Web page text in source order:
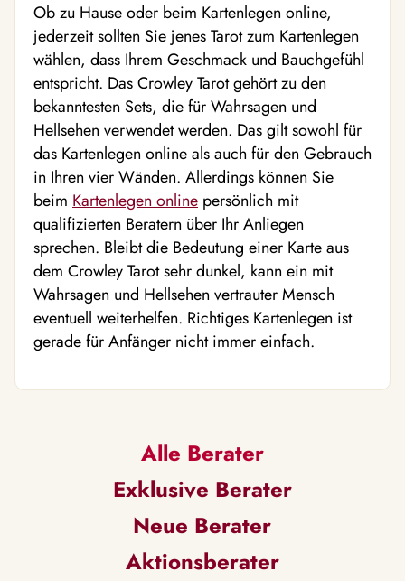
Ob zu Hause oder beim Kartenlegen online,
jederzeit sollten Sie jenes Tarot zum Kartenlegen
wählen, dass Ihrem Geschmack und Bauchgefühl
entspricht. Das Crowley Tarot gehört zu den
bekanntesten Sets, die für Wahrsagen und
Hellsehen verwendet werden. Das gilt sowohl für
das Kartenlegen online als auch für den Gebrauch
in Ihren vier Wänden. Allerdings können Sie
beim Kartenlegen online persönlich mit
qualifizierten Beratern über Ihr Anliegen
sprechen. Bleibt die Bedeutung einer Karte aus
dem Crowley Tarot sehr dunkel, kann ein mit
Wahrsagen und Hellsehen vertrauter Mensch
eventuell weiterhelfen. Richtiges Kartenlegen ist
gerade für Anfänger nicht immer einfach.
Alle Berater
Exklusive Berater
Neue Berater
Aktionsberater